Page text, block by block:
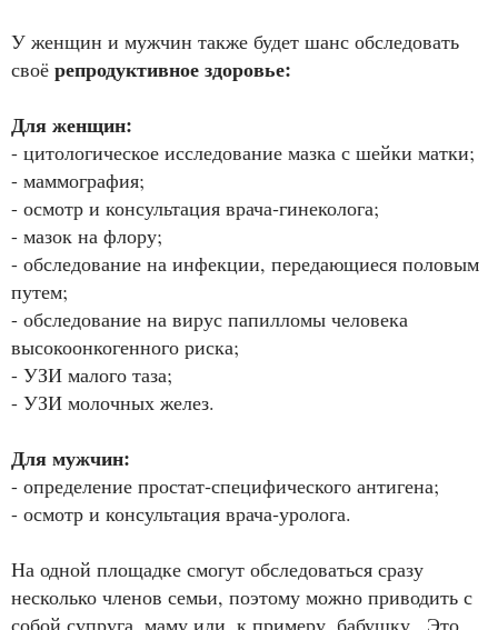
У женщин и мужчин также будет шанс обследовать
своё репродуктивное здоровье:
Для женщин:
- цитологическое исследование мазка с шейки матки;
- маммография;
- осмотр и консультация врача‑гинеколога;
- мазок на флору;
- обследование на инфекции, передающиеся половым
путем;
- обследование на вирус папилломы человека
высокоонкогенного риска;
- УЗИ малого таза;
- УЗИ молочных желез.
Для мужчин:
- определение простат‑специфического антигена;
- осмотр и консультация врача‑уролога.
На одной площадке смогут обследоваться сразу
несколько членов семьи, поэтому можно приводить с
собой супруга, маму или, к примеру, бабушку . Это